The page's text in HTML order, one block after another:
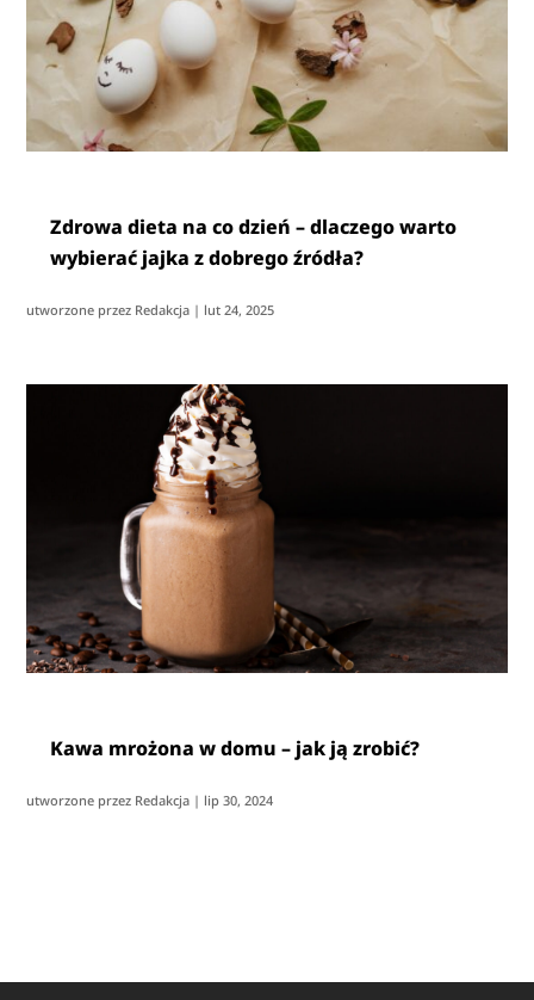
Zdrowa dieta na co dzień – dlaczego warto
wybierać jajka z dobrego źródła?
utworzone przez Redakcja | lut 24, 2025
Kawa mrożona w domu – jak ją zrobić?
utworzone przez Redakcja | lip 30, 2024